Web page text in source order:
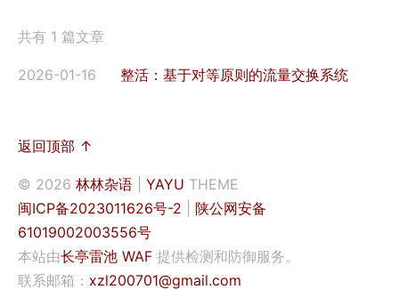
共有 1 篇文章
2026-01-16 整活：基于对等原则的流量交换系统
返回顶部 ↑
© 2026 林林杂语 YAYU THEME
闽ICP备2023011626号-2
陕公网安备
61019002003556号
本站由长亭雷池 WAF 提供检测和防御服务。
联系邮箱： xzl200701@gmail.com